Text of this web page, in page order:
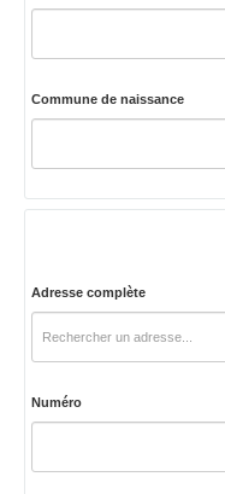
Commune de naissance
Adresse complète
Numéro